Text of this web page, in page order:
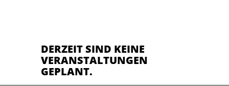
DERZEIT SIND KEINE
VERANSTALTUNGEN
GEPLANT.